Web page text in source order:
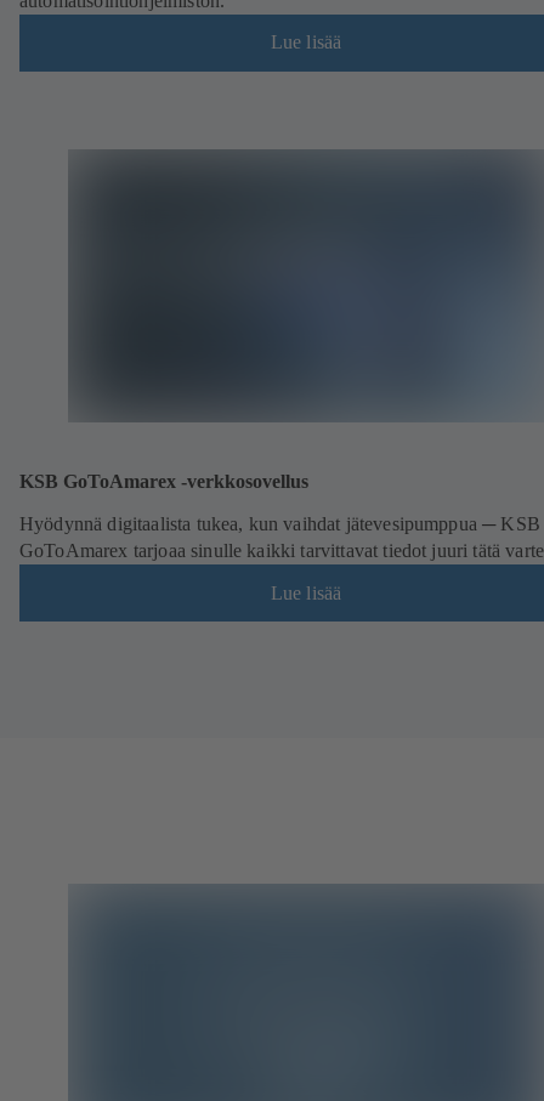
Lue lisää
KSB GoToAmarex -verkkosovellus
Hyödynnä digitaalista tukea, kun vaihdat jätevesipumppua ─ KSB
GoToAmarex tarjoaa sinulle kaikki tarvittavat tiedot juuri tätä
Lue lisää